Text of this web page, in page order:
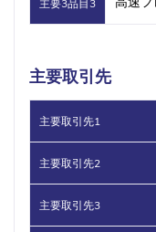
主要3品目3
主要取引先
主要取引先1
主要取引先2
主要取引先3